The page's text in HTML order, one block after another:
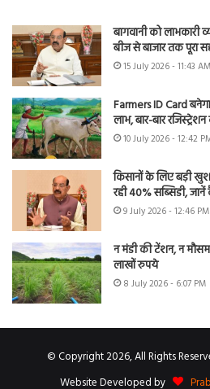
बागवानी को लाभकारी
बीज से बाजार तक पूरा
15 July 2026 - 11:43 AM
Farmers ID Card
लाभ, बार-बार
10 July 2026 - 12:42
किसानों के लिए बड़ी
रही 40% सब्सिडी,
9 July 2026 - 12:46 PM
न मंडी की टेंशन, न
लाखों रुपये
8 July 2026 - 6:07 PM
© Copyright 2026, All Rights
Website Developed by